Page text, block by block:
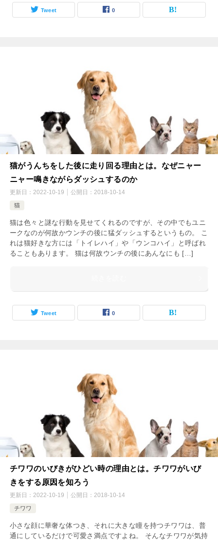
Tweet 0
猫がうんちをした後に走り回る理由とは。なぜニャー
ニャー鳴きながらダッシュするのか
更新日： 2022-10-19 公開日： 2018-10-14
猫
猫は色々と謎な行動を見せてくれるのですが、その中でもユニ
ークなのが何故かウンチの後に猛ダッシュするというもの。 こ
れは猫好きな方には「トイレハイ」や「ウンコハイ」と呼ばれ
ることもあります。 猫は何故ウンチの後にあんなにも […]
Tweet 0
チワワのいびきがひどい時の理由とは。チワワがいび
きをする原因を知ろう
更新日： 2022-10-19 公開日： 2018-10-14
チワワ
小さな顔に華奢な体つき、それに大きな瞳を持つチワワは、普
通にしているだけで可愛さ満点ですよね。 そんなチワワが気持